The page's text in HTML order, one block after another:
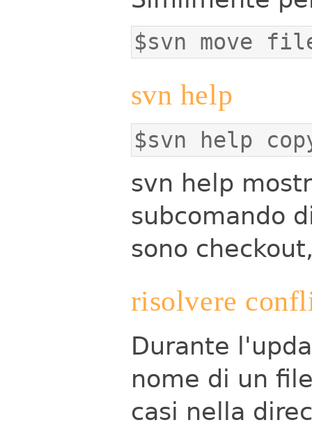
$svn move
svn help
$svn help
svn help
subcomando
sono
risolvere
Durante
nome di un
casi nella